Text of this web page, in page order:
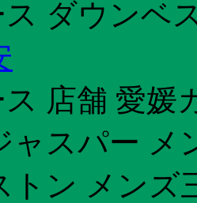
ダウンベ
店舗 愛媛
ャスパー メ
トン メンズ